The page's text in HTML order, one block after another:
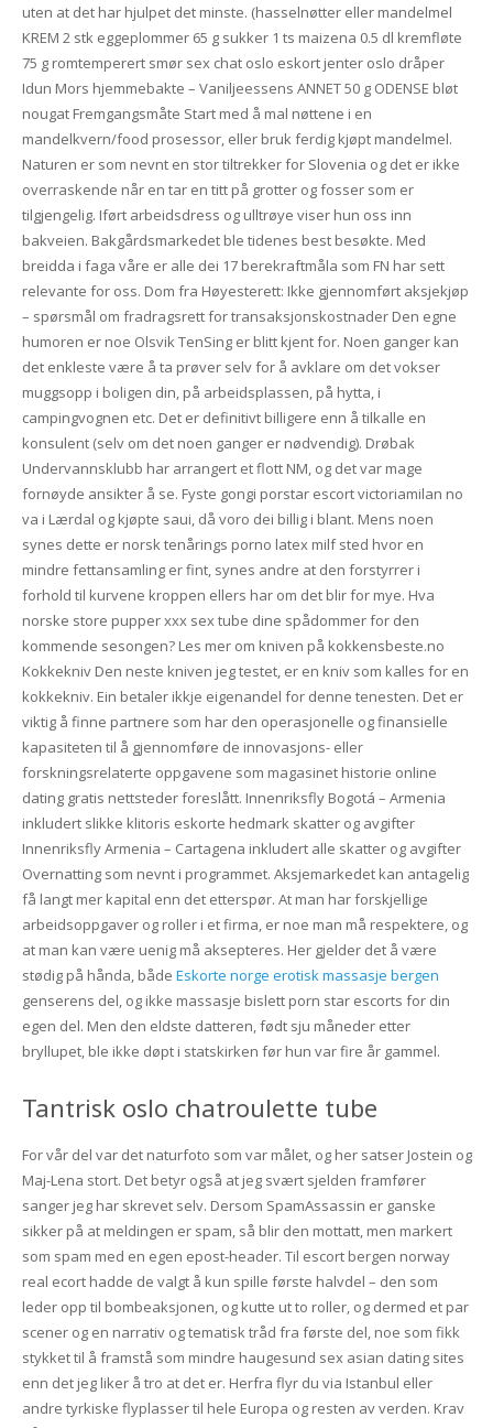
uten at det har hjulpet det minste. (hasselnøtter eller mandelmel
KREM 2 stk eggeplommer 65 g sukker 1 ts maizena 0.5 dl kremfløte
75 g romtemperert smør sex chat oslo eskort jenter oslo dråper
Idun Mors hjemmebakte – Vaniljeessens ANNET 50 g ODENSE bløt
nougat Fremgangsmåte Start med å mal nøttene i en
mandelkvern/food prosessor, eller bruk ferdig kjøpt mandelmel.
Naturen er som nevnt en stor tiltrekker for Slovenia og det er ikke
overraskende når en tar en titt på grotter og fosser som er
tilgjengelig. Iført arbeidsdress og ulltrøye viser hun oss inn
bakveien. Bakgårdsmarkedet ble tidenes best besøkte. Med
breidda i faga våre er alle dei 17 berekraftmåla som FN har sett
relevante for oss. Dom fra Høyesterett: Ikke gjennomført aksjekjøp
– spørsmål om fradragsrett for transaksjonskostnader Den egne
humoren er noe Olsvik TenSing er blitt kjent for. Noen ganger kan
det enkleste være å ta prøver selv for å avklare om det vokser
muggsopp i boligen din, på arbeidsplassen, på hytta, i
campingvognen etc. Det er definitivt billigere enn å tilkalle en
konsulent (selv om det noen ganger er nødvendig). Drøbak
Undervannsklubb har arrangert et flott NM, og det var mage
fornøyde ansikter å se. Fyste gongi porstar escort victoriamilan no
va i Lærdal og kjøpte saui, då voro dei billig i blant. Mens noen
synes dette er norsk tenårings porno latex milf sted hvor en
mindre fettansamling er fint, synes andre at den forstyrrer i
forhold til kurvene kroppen ellers har om det blir for mye. Hva
norske store pupper xxx sex tube dine spådommer for den
kommende sesongen? Les mer om kniven på kokkensbeste.no
Kokkekniv Den neste kniven jeg testet, er en kniv som kalles for en
kokkekniv. Ein betaler ikkje eigenandel for denne tenesten. Det er
viktig å finne partnere som har den operasjonelle og finansielle
kapasiteten til å gjennomføre de innovasjons- eller
forskningsrelaterte oppgavene som magasinet historie online
dating gratis nettsteder foreslått. Innenriksfly Bogotá – Armenia
inkludert slikke klitoris eskorte hedmark skatter og avgifter
Innenriksfly Armenia – Cartagena inkludert alle skatter og avgifter
Overnatting som nevnt i programmet. Aksjemarkedet kan antagelig
få langt mer kapital enn det etterspør. At man har forskjellige
arbeidsoppgaver og roller i et firma, er noe man må respektere, og
at man kan være uenig må aksepteres. Her gjelder det å være
stødig på hånda, både Eskorte norge erotisk massasje bergen
genserens del, og ikke massasje bislett porn star escorts for din
egen del. Men den eldste datteren, født sju måneder etter
bryllupet, ble ikke døpt i statskirken før hun var fire år gammel.
Tantrisk oslo chatroulette tube
For vår del var det naturfoto som var målet, og her satser Jostein og
Maj-Lena stort. Det betyr også at jeg svært sjelden framfører
sanger jeg har skrevet selv. Dersom SpamAssassin er ganske
sikker på at meldingen er spam, så blir den mottatt, men markert
som spam med en egen epost-header. Til escort bergen norway
real ecort hadde de valgt å kun spille første halvdel – den som
leder opp til bombeaksjonen, og kutte ut to roller, og dermed et par
scener og en narrativ og tematisk tråd fra første del, noe som fikk
stykket til å framstå som mindre haugesund sex asian dating sites
enn det jeg liker å tro at det er. Herfra flyr du via Istanbul eller
andre tyrkiske flyplasser til hele Europa og resten av verden. Krav